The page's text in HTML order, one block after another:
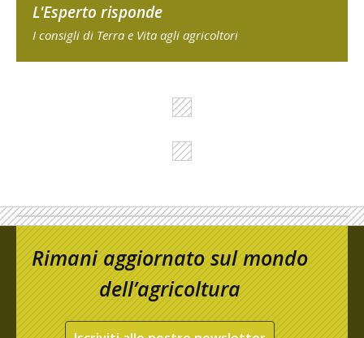
L'Esperto risponde
I consigli di Terra e Vita agli agricoltori
Rimani aggiornato sul mondo
dell’agricoltura